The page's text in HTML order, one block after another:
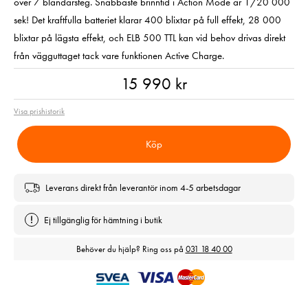
sek! Det kraftfulla batteriet klarar 400 blixtar på full effekt, 28 000
blixtar på lägsta effekt, och ELB 500 TTL kan vid behov drivas direkt
från vägguttaget tack vare funktionen Active Charge.
15 990 kr
Visa prishistorik
Köp
Leverans direkt från leverantör inom 4-5 arbetsdagar
Ej tillgänglig för hämtning i butik
Behöver du hjälp? Ring oss på 031 18 40 00